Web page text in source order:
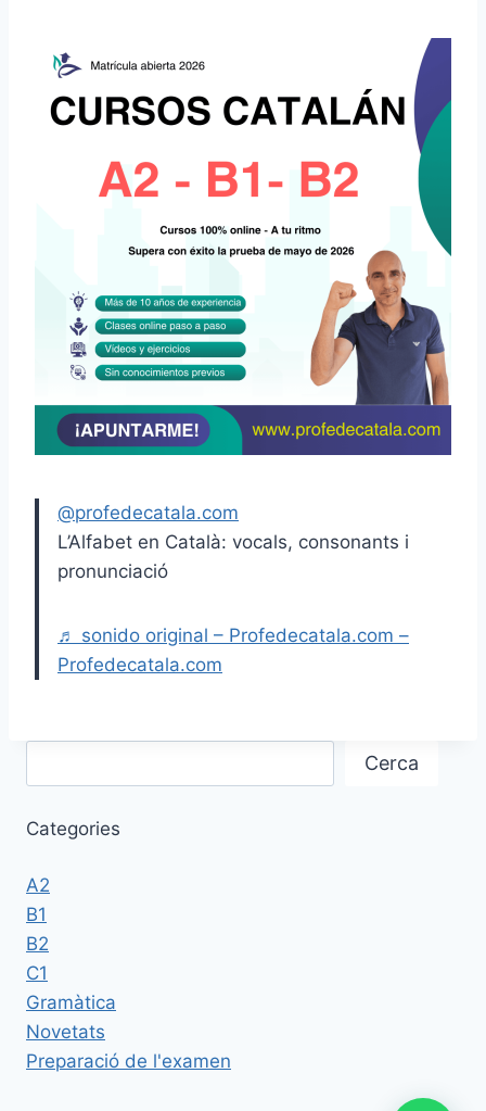
@profedecatala.com
L’Alfabet en Català: vocals, consonants i
pronunciació
♬ sonido original – Profedecatala.com –
Profedecatala.com
Cerca
Categories
A2
B1
B2
C1
Gramàtica
Novetats
Preparació de l'examen